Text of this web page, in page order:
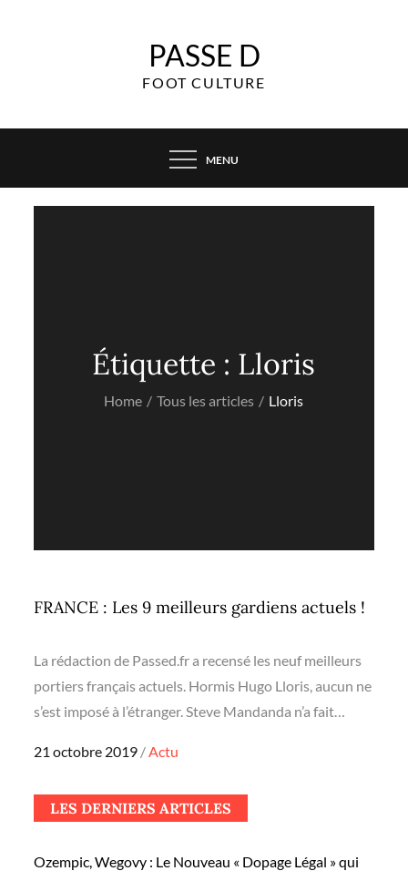
PASSE D
FOOT CULTURE
MENU
Étiquette : Lloris
Home Tous les articles Lloris
FRANCE : Les 9 meilleurs gardiens actuels !
La rédaction de Passed.fr a recensé les neuf meilleurs
portiers français actuels. Hormis Hugo Lloris, aucun ne
s’est imposé à l’étranger. Steve Mandanda n’a fait…
Posted
21 octobre 2019 Actu
LES DERNIERS ARTICLES
Ozempic, Wegovy : Le Nouveau « Dopage Légal » qui